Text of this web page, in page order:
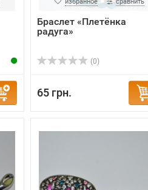
Браслет «Плетёнка
радуга»
(0)
65 грн.